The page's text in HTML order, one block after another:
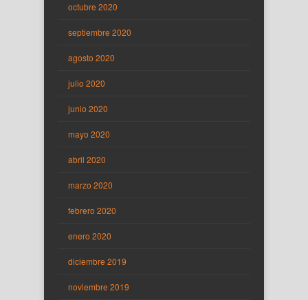
octubre 2020
septiembre 2020
agosto 2020
julio 2020
junio 2020
mayo 2020
abril 2020
marzo 2020
febrero 2020
enero 2020
diciembre 2019
noviembre 2019